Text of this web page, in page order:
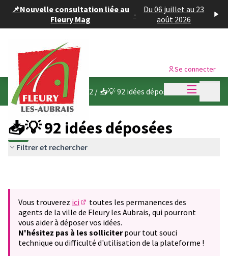
📌Nouvelle consultation liée au
Fleury Mag
-
Du 06 juillet au 23
août 2026
Menu
Se connecter
Budget participatif 2022 / 📥💡 92 idées déposées
📥💡 92 idées déposées
Filtrer et rechercher
Vous trouverez ici
(S'ouvre dans un nouvel onglet)
toutes les permanences des
agents de la ville de Fleury les Aubrais, qui pourront
vous aider à déposer vos idées.
N'hésitez pas à les solliciterpour tout souci
technique ou difficulté d'utilisation de la plateforme !
Panneau de gestion des cookies